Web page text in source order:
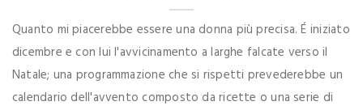
Quanto mi piacerebbe essere una donna più precisa. É iniziato
dicembre e con lui l'avvicinamento a larghe falcate verso il
Natale; una programmazione che si rispetti prevederebbe un
calendario dell'avvento composto da ricette o una serie di